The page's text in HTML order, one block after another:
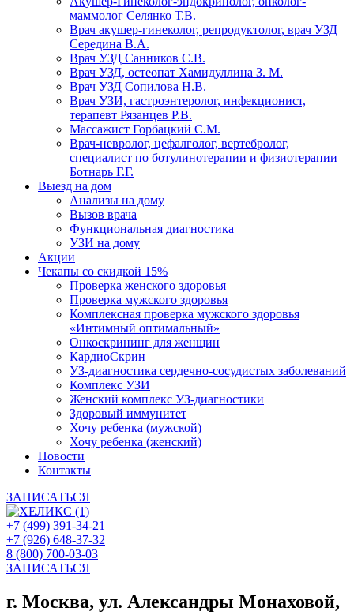
маммолог Селянко Т.В.
Врач акушер-гинеколог, репродуктолог, врач УЗД
Середина В.А.
Врач УЗД Санников С.В.
Врач УЗД, остеопат Хамидуллина З. М.
Врач УЗД Сопилова Н.В.
Врач УЗИ, гастроэнтеролог, инфекционист,
терапевт Рязанцев Р.В.
Массажист Горбацкий С.М.
Врач-невролог, цефалголог, вертебролог,
специалист по ботулинотерапии и физиотерапии
Ботнарь Г.Г.
Выезд на дом
Анализы на дому
Вызов врача
Функциональная диагностика
УЗИ на дому
Акции
Чекапы со скидкой 15%
Проверка женского здоровья
Проверка мужского здоровья
Комплексная проверка мужского здоровья
«Интимный оптимальный»
Онкоcкрининг для женщин
КардиоСкрин
УЗ-диагностика сердечно-сосудистых заболеваний
Комплекс УЗИ
Женский комплекс УЗ-диагностики
Здоровый иммунитет
Хочу ребенка (мужской)
Хочу ребенка (женский)
Новости
Контакты
ЗАПИСАТЬСЯ
+7 (499) 391-34-21
+7 (926) 648-37-32
8 (800) 700-03-03
ЗАПИСАТЬСЯ
г. Москва, ул. Александры Монаховой,